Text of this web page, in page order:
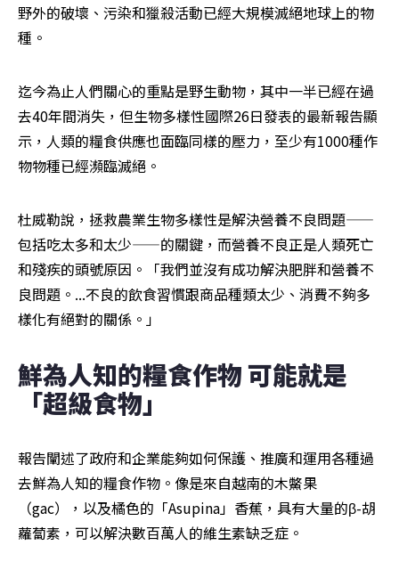
野外的破壞、污染和獵殺活動已經大規模滅絕地球上的物
種。
迄今為止人們關心的重點是野生動物，其中一半已經在過
去40年間消失，但生物多樣性國際26日發表的最新報告顯
示，人類的糧食供應也面臨同樣的壓力，至少有1000種作
物物種已經瀕臨滅絕。
杜威勒說，拯救農業生物多樣性是解決營養不良問題——
包括吃太多和太少——的關鍵，而營養不良正是人類死亡
和殘疾的頭號原因。「我們並沒有成功解決肥胖和營養不
良問題。...不良的飲食習慣跟商品種類太少、消費不夠多
樣化有絕對的關係。」
鮮為人知的糧食作物 可能就是
「超級食物」
報告闡述了政府和企業能夠如何保護、推廣和運用各種過
去鮮為人知的糧食作物。像是來自越南的木鱉果
（gac），以及橘色的「Asupina」香蕉，具有大量的β-胡
蘿蔔素，可以解決數百萬人的維生素缺乏症。